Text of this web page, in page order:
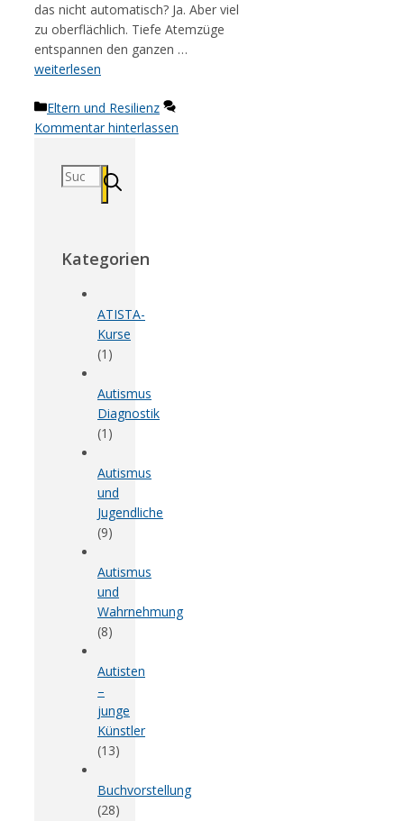
das nicht automatisch? Ja. Aber viel
zu oberflächlich. Tiefe Atemzüge
entspannen den ganzen …
weiterlesen
Kategorien
Eltern und Resilienz
Kommentar hinterlassen
Suchen
Kategorien
ATISTA-
Kurse
(1)
Autismus
Diagnostik
(1)
Autismus
und
Jugendliche
(9)
Autismus
und
Wahrnehmung
(8)
Autisten
–
junge
Künstler
(13)
Buchvorstellung
(28)